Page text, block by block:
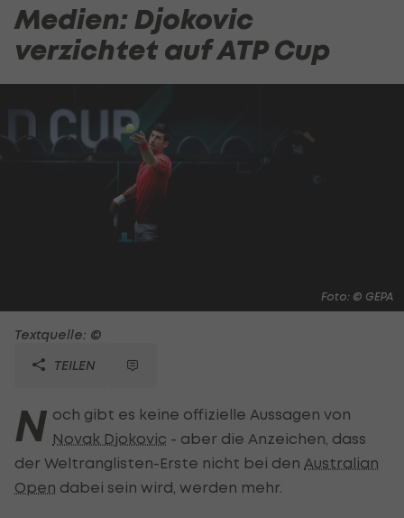
Medien: Djokovic
verzichtet auf ATP Cup
Foto: © GEPA
Textquelle: ©
TEILEN
N och gibt es keine offizielle Aussagen von
Novak Djokovic - aber die Anzeichen, dass
der Weltranglisten-Erste nicht bei den Australian
Open dabei sein wird, werden mehr.